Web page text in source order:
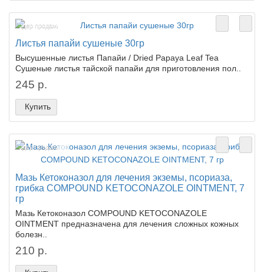
Лидер продаж!
Листья папайи сушеные 30гр
Высушенные листья Папайи / Dried Papaya Leaf Tea
Сушеные листья тайской папайи для приготовления пол..
245 р.
Купить
Лидер продаж!
Мазь Кетоконазол для лечения экземы, псориаза,
грибка COMPOUND KETOCONAZOLE OINTMENT, 7
гр
Мазь Кетоконазол COMPOUND KETOCONAZOLE
OINTMENT предназначена для лечения сложных кожных
болезн..
210 р.